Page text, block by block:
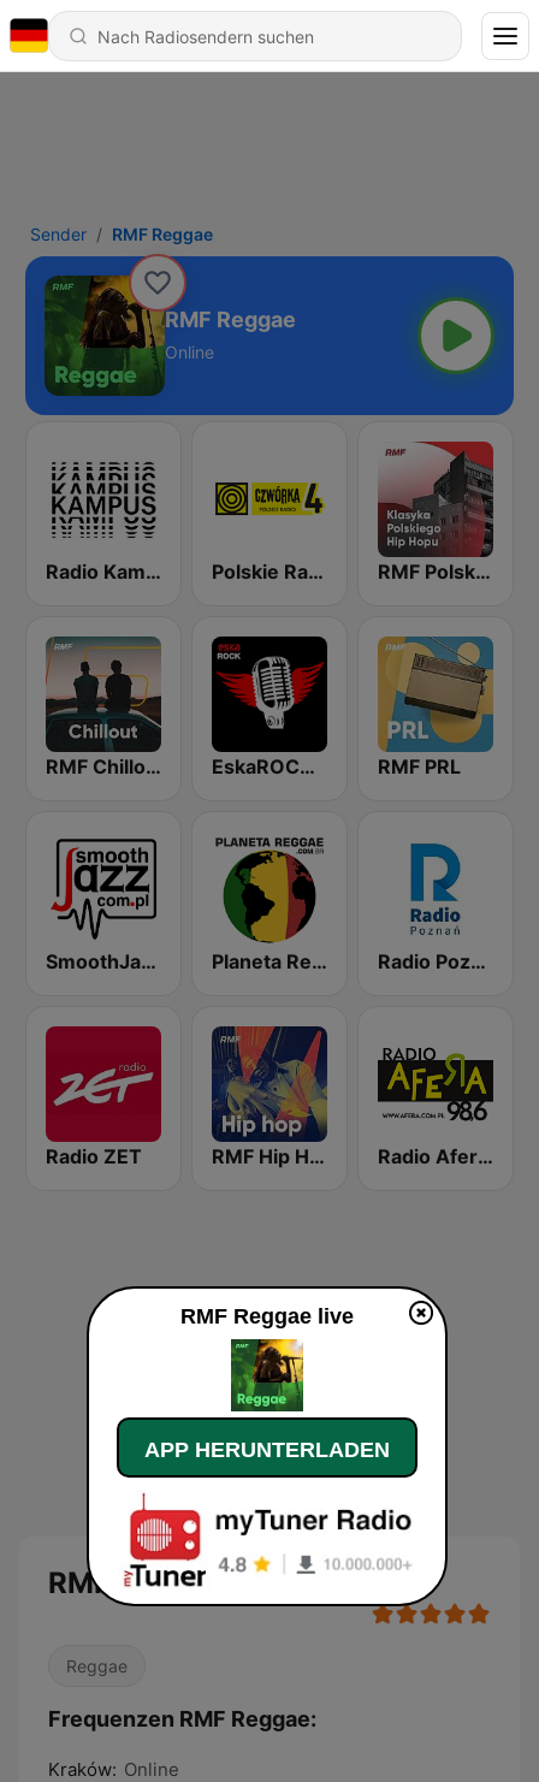
Sender RMF Reggae
RMF Reggae
Online
Radio Kampus 97.1 Polskie Radio Czwórka RMF Polski hip hop
RMF Chillout EskaROCK Rock Ballads RMF PRL
SmoothJazz.com.pl Planeta Reggae Radio Poznan
Radio ZET RMF Hip Hop Radio Afera 98.6 FM
RMF Reggae
Reggae
Frequenzen RMF Reggae:
Kraków: Online
RMF Reggae live
APP HERUNTERLADEN